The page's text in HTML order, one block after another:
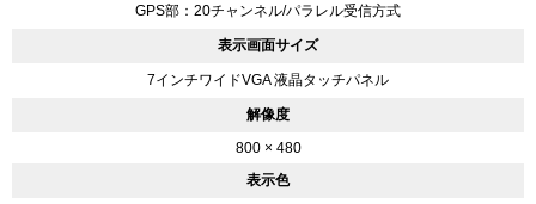
GPS部：20チャンネル/パラレル受信方式
表示画面サイズ
7インチワイドVGA 液晶タッチパネル
解像度
800 × 480
表示色